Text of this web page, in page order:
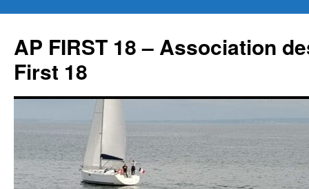
contenu
AP FIRST 18 – Association
First 18